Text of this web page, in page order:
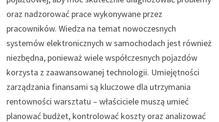
oraz nadzorować prace wykonywane przez
pracowników. Wiedza na temat nowoczesnych
systemów elektronicznych w samochodach jest również
niezbędna, ponieważ wiele współczesnych pojazdów
korzysta z zaawansowanej technologii. Umiejętności
zarządzania finansami są kluczowe dla utrzymania
rentowności warsztatu – właściciele muszą umieć
planować budżet, kontrolować koszty oraz analizować